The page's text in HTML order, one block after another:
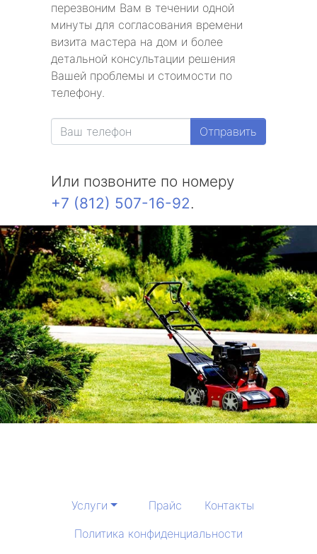
перезвоним Вам в течении одной
минуты для согласования времени
визита мастера на дом и более
детальной консультации решения
Вашей проблемы и стоимости по
телефону.
Отправить
Или позвоните по номеру
+7 (812) 507-16-92.
Услуги Прайс
Контакты
Политика конфиденциальности